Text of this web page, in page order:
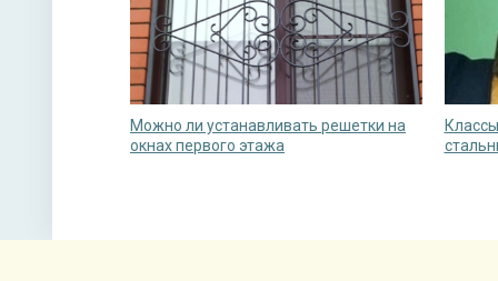
Можно ли устанавливать решетки на
окнах первого этажа